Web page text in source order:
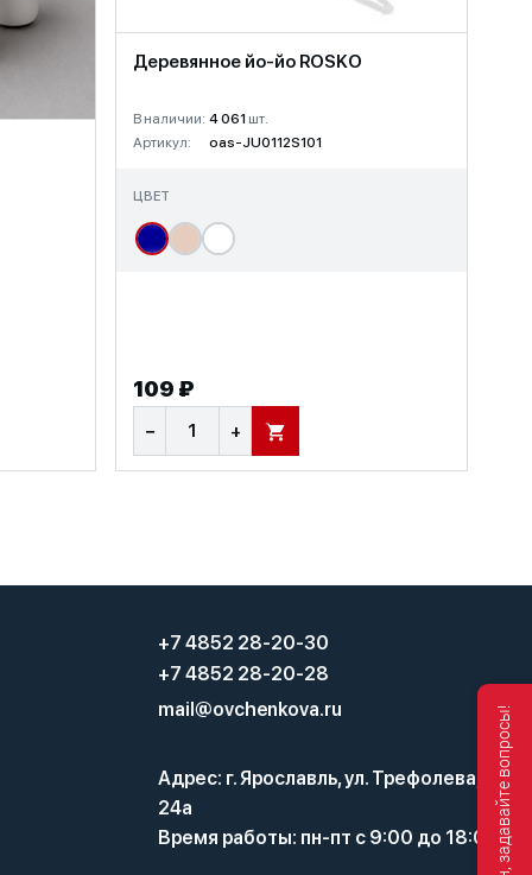
Деревянное йо-йо ROSKO
В наличии: 4 061 шт.
Артикул:
oas-JU0112S101
ЦВЕТ
109 ₽
− + В КОРЗИНУ
+7 4852 28-20-30
+7 4852 28-20-28
mail@ovchenkova.ru
Адрес: г. Ярославль, ул. Трефолева,
24а
Время работы: пн-пт с 9:00 до 18:00